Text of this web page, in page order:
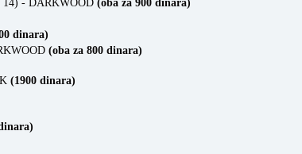
14) - DARKWOOD (oba za 900 dinara)
dinara)
(oba za 800 dinara)
(1900 dinara)